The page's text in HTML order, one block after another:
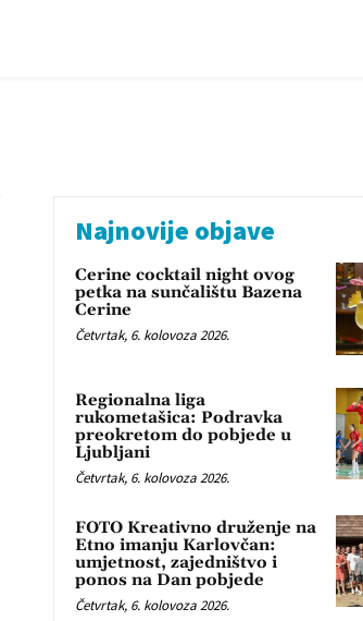
Najnovije objave
Cerine cocktail night ovog
petka na sunčalištu Bazena
Cerine
Četvrtak, 6. kolovoza 2026.
Regionalna liga
rukometašica: Podravka
preokretom do pobjede u
Ljubljani
Četvrtak, 6. kolovoza 2026.
FOTO Kreativno druženje na
Etno imanju Karlovčan:
umjetnost, zajedništvo i
ponos na Dan pobjede
Četvrtak, 6. kolovoza 2026.